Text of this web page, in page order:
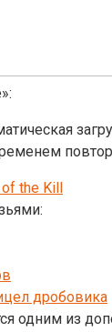
of the Kill
дробовика
одним из